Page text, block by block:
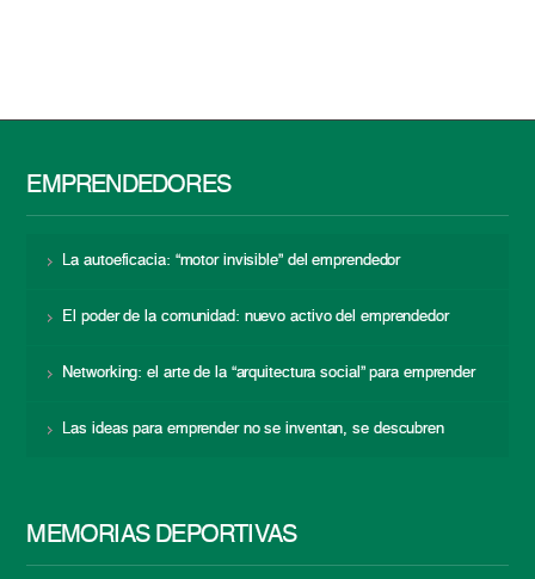
EMPRENDEDORES
La autoeficacia: “motor invisible” del emprendedor
El poder de la comunidad: nuevo activo del emprendedor
Networking: el arte de la “arquitectura social” para emprender
Las ideas para emprender no se inventan, se descubren
MEMORIAS DEPORTIVAS